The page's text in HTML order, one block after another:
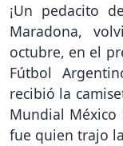
¡Un pedacito
Maradona,
octubre, en el
Fútbol
recibió la
Mundial México
fue quien trajo